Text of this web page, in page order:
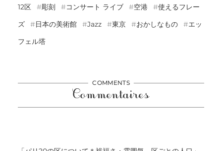
12区
彫刻 コンサート ライブ 空港
使えるフレー
ズ
日本の美術館 Jazz 東京 おかしなもの
エッ
フェル塔
COMMENTS
Commentaires